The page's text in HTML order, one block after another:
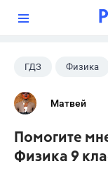
ГДЗ Физика
Матвей
Помогите
Физика 9